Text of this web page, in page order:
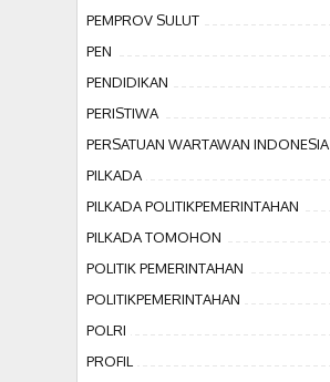
PEMPROV SULUT
PEN
PENDIDIKAN
PERISTIWA
PERSATUAN WARTAWAN INDONESIA
PILKADA
PILKADA POLITIKPEMERINTAHAN
PILKADA TOMOHON
POLITIK PEMERINTAHAN
POLITIKPEMERINTAHAN
POLRI
PROFIL